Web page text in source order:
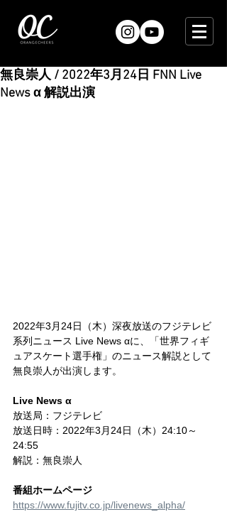
無良崇人 / 2022年3月24日 FNN Live
News α 解説出演
2022年3月24日（木）深夜放送のフジテレビ
系列ニュース Live News αに、「世界フィギ
ュアスケート選手権 」のニュース解説として
無良崇人が出演します。
Live News α
放送局：フジテレビ
放送日時：2022年3月24日（木） 24:10～
24:55
解説：無良崇人
番組ホームページ
https://www.fujitv.co.jp/livenews_alpha/